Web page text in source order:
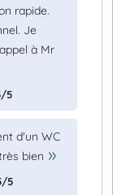
rapide.
Je
à Mr
5
d'un WC
bien
5